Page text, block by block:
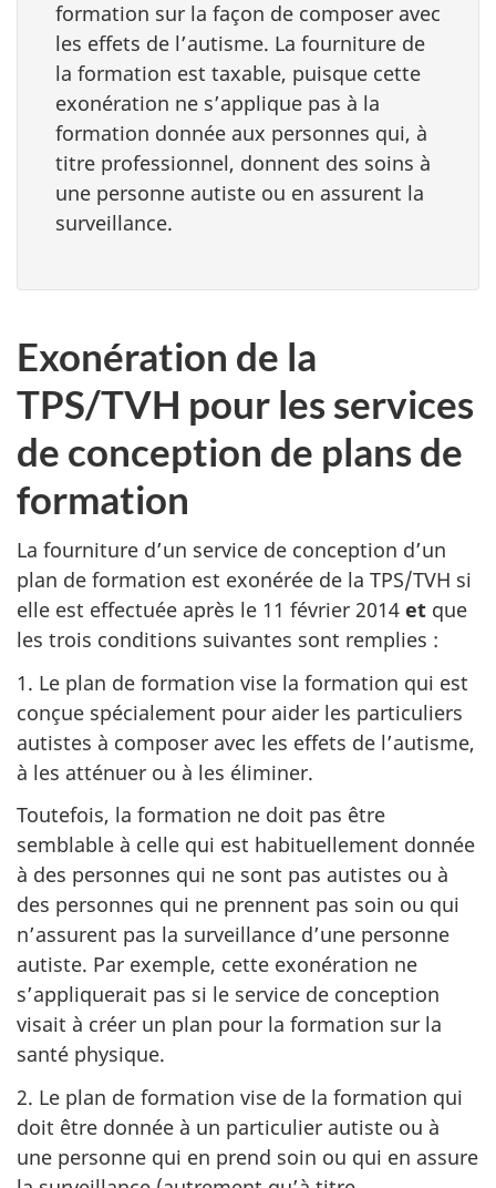
formation sur la façon de composer avec
les effets de l’autisme. La fourniture de
la formation est taxable, puisque cette
exonération ne s’applique pas à la
formation donnée aux personnes qui, à
titre professionnel, donnent des soins à
une personne autiste ou en assurent la
surveillance.
Exonération de la
TPS/TVH pour les services
de conception de plans de
formation
La fourniture d’un service de conception d’un
plan de formation est exonérée de la TPS/TVH si
elle est effectuée après le 11 février 2014 et que
les trois conditions suivantes sont remplies :
1. Le plan de formation vise la formation qui est
conçue spécialement pour aider les particuliers
autistes à composer avec les effets de l’autisme,
à les atténuer ou à les éliminer.
Toutefois, la formation ne doit pas être
semblable à celle qui est habituellement donnée
à des personnes qui ne sont pas autistes ou à
des personnes qui ne prennent pas soin ou qui
n’assurent pas la surveillance d’une personne
autiste. Par exemple, cette exonération ne
s’appliquerait pas si le service de conception
visait à créer un plan pour la formation sur la
santé physique.
2. Le plan de formation vise de la formation qui
doit être donnée à un particulier autiste ou à
une personne qui en prend soin ou qui en assure